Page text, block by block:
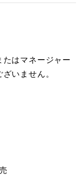
たはマネージャー
いません。